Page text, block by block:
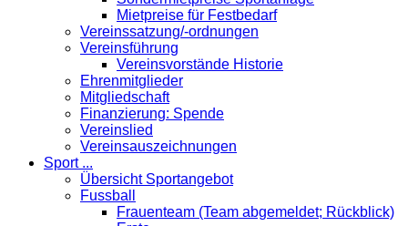
Mietpreise für Festbedarf
Vereinssatzung/-ordnungen
Vereinsführung
Vereinsvorstände Historie
Ehrenmitglieder
Mitgliedschaft
Finanzierung: Spende
Vereinslied
Vereinsauszeichnungen
Sport ...
Übersicht Sportangebot
Fussball
Frauenteam (Team abgemeldet; Rückblick)